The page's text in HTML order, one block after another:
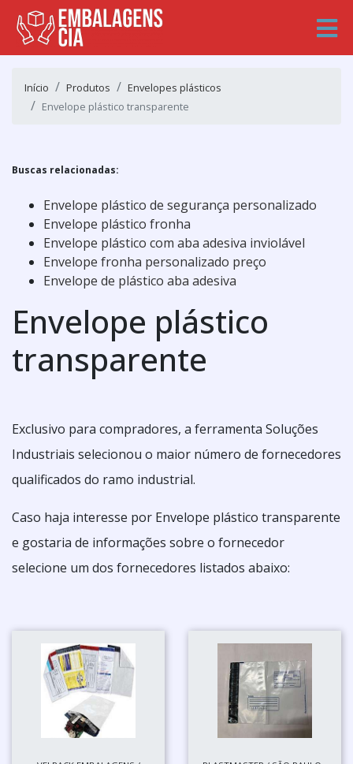
Início Produtos
Envelopes plásticos
Envelope plástico transparente
Buscas relacionadas:
Envelope plástico de segurança personalizado
Envelope plástico fronha
Envelope plástico com aba adesiva inviolável
Envelope fronha personalizado preço
Envelope de plástico aba adesiva
Envelope plástico
transparente
Exclusivo para compradores, a ferramenta Soluções
Industriais selecionou o maior número de fornecedores
qualificados do ramo industrial.
Caso haja interesse por Envelope plástico transparente
e gostaria de informações sobre o fornecedor
selecione um dos fornecedores listados abaixo: